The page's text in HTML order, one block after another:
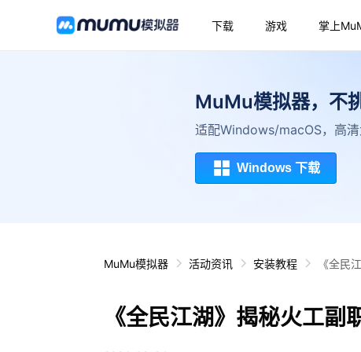
下载 游戏 掌上
MuMu模拟器，不
适配Windows/macOS，高
Windows 下载
MuMu模拟器 活动资讯 安装教程 《全民
《全民江湖》揭秘火工副